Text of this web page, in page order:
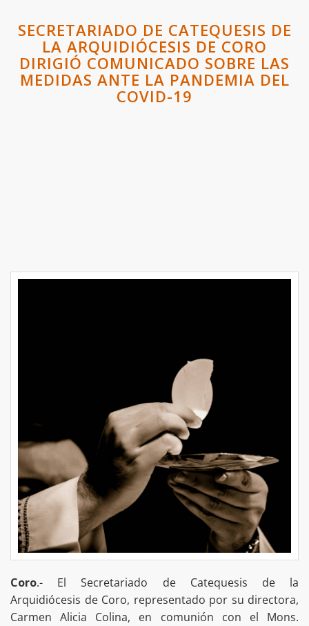
SECRETARIADO DE CATEQUESIS DE
LA ARQUIDIÓCESIS DE CORO
DIRIGIÓ COMUNICADO SOBRE LAS
MEDIDAS ANTE LA PANDEMIA DEL
COVID-19
Coro.- El Secretariado de Catequesis de la
Arquidiócesis de Coro, representado por su directora,
Carmen Alicia Colina, en comunión con el Mons.